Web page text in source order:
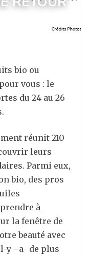
bio ou
vous : le
du 24 au 26
réunit 210
leurs
Parmi eux,
bio, des pros
à
la fenêtre de
beauté avec
y –a- de plus